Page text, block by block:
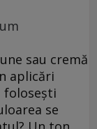
sau cremă
aplicări
folosești
se